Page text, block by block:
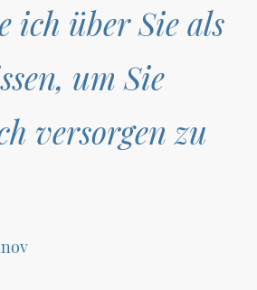
ich über Sie als
um Sie
versorgen zu